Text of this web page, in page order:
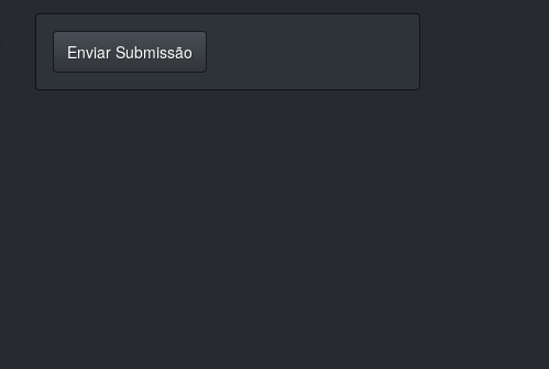
Enviar
Submissão
Enviar Submissão